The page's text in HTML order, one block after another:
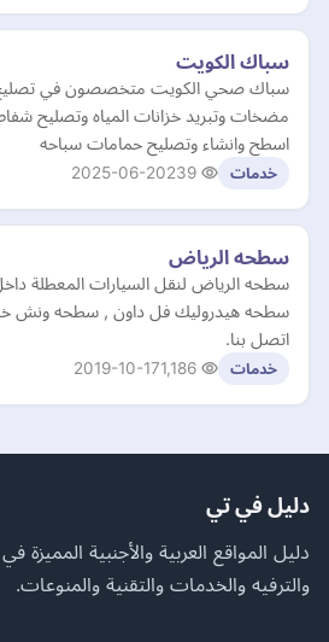
سباك الكويت
سباك صحي الكويت متخصصون في
مضخات وتبريد خزانات المياه وتصليح
اسطح وانشاء وتصليح حمامات سباحه
خدمات 2025-06-20
سطحه الرياض
سطحه الرياض لنقل السيارات المعطلة
اتصل بنا.
خدمات 2019-10-17
دليل في تي
دليل المواقع العربية والأجنبية المميزة
والترفيه والخدمات والتقنية والمنوعات.